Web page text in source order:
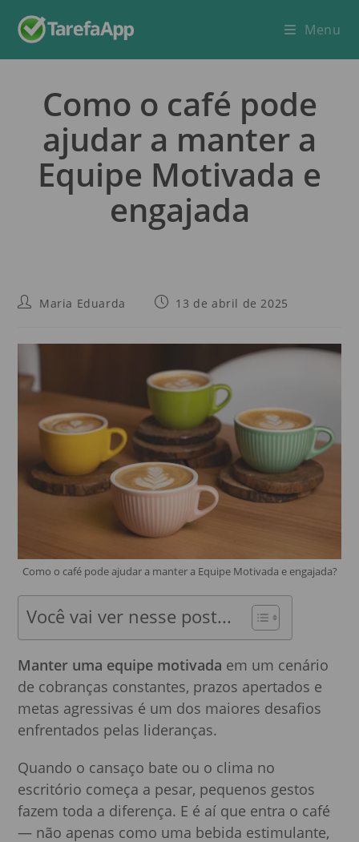
Menu
Como o café pode
ajudar a manter a
Equipe Motivada e
engajada
Maria Eduarda 13 de abril de 2025
Como o café pode ajudar a manter a Equipe Motivada e engajada?
Você vai ver nesse post...
Manter uma equipe motivada em um cenário
de cobranças constantes, prazos apertados e
metas agressivas é um dos maiores desafios
enfrentados pelas lideranças.
Quando o cansaço bate ou o clima no
escritório começa a pesar, pequenos gestos
fazem toda a diferença. E é aí que entra o café
— não apenas como uma bebida estimulante,